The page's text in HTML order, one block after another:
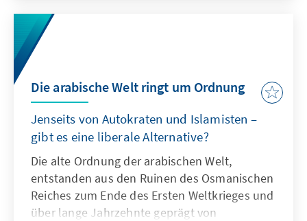
Die arabische Welt ringt um Ordnung
Jenseits von Autokraten und Islamisten –
gibt es eine liberale Alternative?
Die alte Ordnung der arabischen Welt,
entstanden aus den Ruinen des Osmanischen
Reiches zum Ende des Ersten Weltkrieges und
über lange Jahrzehnte geprägt von